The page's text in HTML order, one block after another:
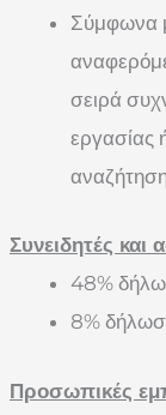
Σύμφωνα
σειρά
εργασίας
Συνειδητές και
48%
8%
Προσωπικές